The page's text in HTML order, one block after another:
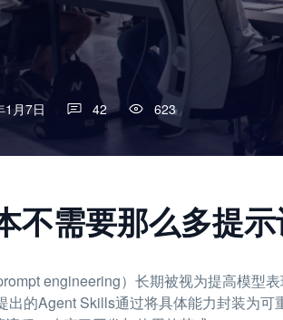
1月7日 42 623
不需要那么多提
engineering）长期被视为提高模型
的Agent Skills通过将具体能力封装为可